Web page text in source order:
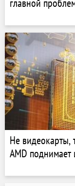
главной
Не видеокарты,
AMD поднимает